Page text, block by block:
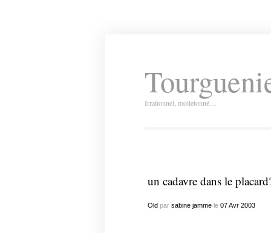
Irrationnel, molletonné…
un cadavredans le
Oldpar sabine jammele 07 Avr 2003